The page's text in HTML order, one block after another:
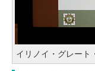
イリノイ・グレート